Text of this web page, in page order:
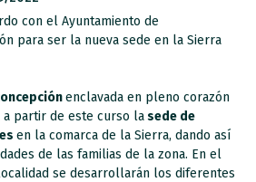
con el Ayuntamiento de
para ser la nueva sede en la Sierra
enclavada en pleno corazón
partir de este curso lasede de
en la comarca de la Sierra, dando así
de las familias de la zona. En el
se desarrollarán los diferentes